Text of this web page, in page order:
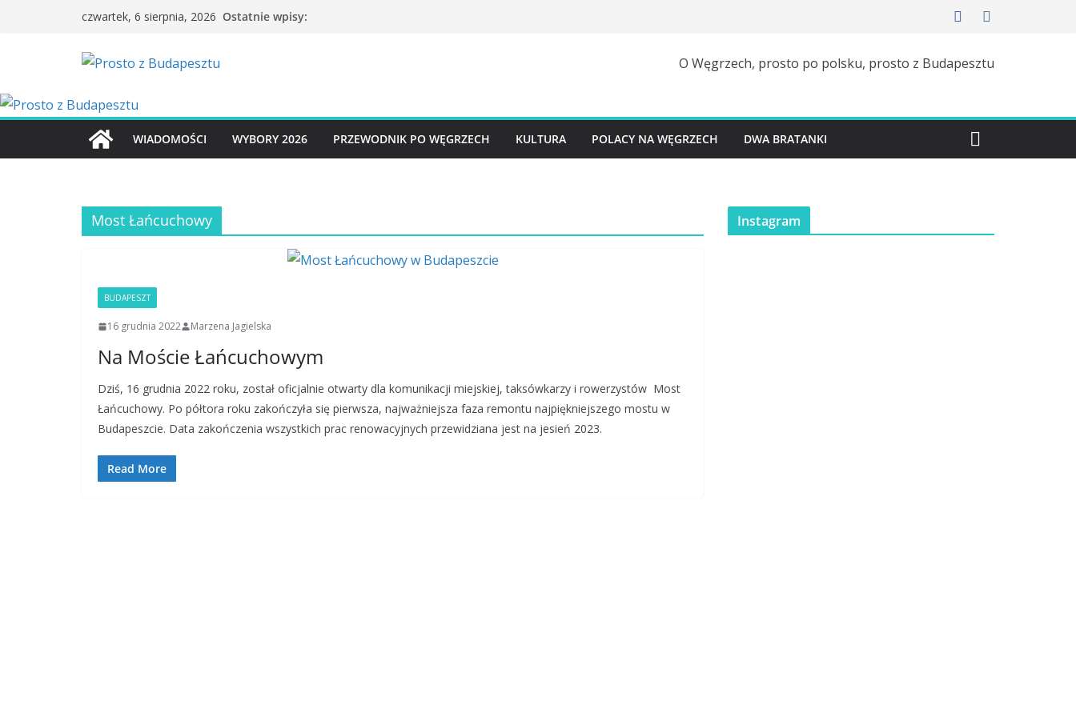
czwartek, 6 sierpnia, 2026 Ostatnie wpisy:
O Węgrzech, prosto po polsku, prosto z Budapesztu
WIADOMOŚCI WYBORY 2026 PRZEWODNIK PO WĘGRZECH KULTURA POLACY NA WĘGRZECH DWA BRATANKI
Most Łańcuchowy
BUDAPESZT
16 grudnia 2022 Marzena Jagielska
Na Moście Łańcuchowym
Dziś, 16 grudnia 2022 roku, został oficjalnie otwarty dla komunikacji miejskiej, taksówkarzy i rowerzystów Most
Łańcuchowy. Po półtora roku zakończyła się pierwsza, najważniejsza faza remontu najpiękniejszego mostu w
Budapeszcie. Data zakończenia wszystkich prac renowacyjnych przewidziana jest na jesień 2023.
Read More
Instagram